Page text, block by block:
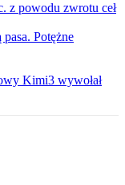
z powodu zwrotu ceł
Potężne
Kimi3 wywołał